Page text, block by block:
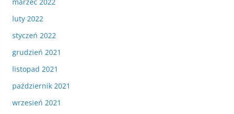
marzec 2022
luty 2022
styczeń 2022
grudzień 2021
listopad 2021
październik 2021
wrzesień 2021